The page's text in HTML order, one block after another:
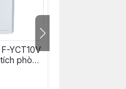
YCT10V
phòng